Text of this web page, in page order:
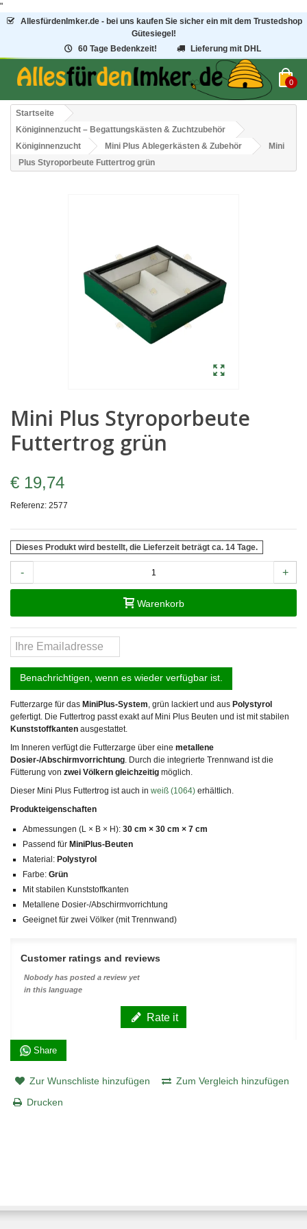
"
AllesfürdenImker.de - bei uns kaufen Sie sicher ein mit dem Trustedshop
Gütesiegel!
60 Tage Bedenkzeit!
Lieferung mit DHL
0
Startseite
Königinnenzucht – Begattungskästen & Zuchtzubehör
Königinnenzucht
Mini Plus Ablegerkästen & Zubehör
Mini
Plus Styroporbeute Futtertrog grün
Mini Plus Styroporbeute
Futtertrog grün
€ 19,74
Referenz: 2577
Dieses Produkt wird bestellt, die Lieferzeit beträgt ca. 14 Tage.
- +
Warenkorb
Benachrichtigen, wenn es wieder verfügbar ist.
Futterzarge für das MiniPlus-System, grün lackiert und aus Polystyrol
gefertigt. Die Futtertrog passt exakt auf Mini Plus Beuten und ist mit stabilen
Kunststoffkanten ausgestattet.
Im Inneren verfügt die Futterzarge über eine metallene
Dosier-/Abschirmvorrichtung. Durch die integrierte Trennwand ist die
Fütterung von zwei Völkern gleichzeitig möglich.
Dieser Mini Plus Futtertrog ist auch in weiß (1064) erhältlich.
Produkteigenschaften
Abmessungen (L × B × H): 30 cm × 30 cm × 7 cm
Passend für MiniPlus-Beuten
Material: Polystyrol
Farbe: Grün
Mit stabilen Kunststoffkanten
Metallene Dosier-/Abschirmvorrichtung
Geeignet für zwei Völker (mit Trennwand)
Customer ratings and reviews
Nobody has posted a review yet
in this language
Rate it
Share
Zur Wunschliste hinzufügen
Zum Vergleich hinzufügen
Drucken